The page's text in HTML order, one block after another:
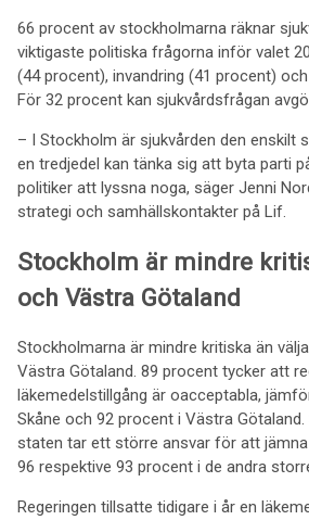
66 procent av stockholmarna räknar
viktigaste politiska frågorna inför valet
(44 procent), invandring (41 procent)
För 32 procent kan sjukvårdsfrågan
– I Stockholm är sjukvården den enskilt
en tredjedel kan tänka sig att byta parti
politiker att lyssna noga, säger Jenni
strategi och samhällskontakter på Lif.
Stockholm är mindre
och Västra Götaland
Stockholmarna är mindre kritiska än
Västra Götaland. 89 procent tycker att
läkemedelstillgång är oacceptabla,
Skåne och 92 procent i Västra
staten tar ett större ansvar för att
96 respektive 93 procent i de andra
Regeringen tillsatte tidigare i år en